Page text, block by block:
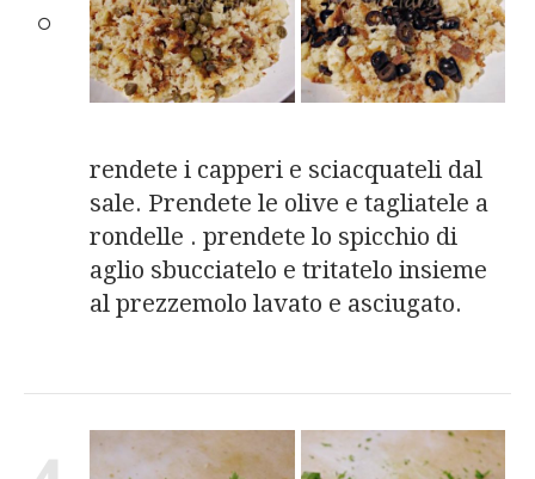
rendete i capperi e sciacquateli dal
sale. Prendete le olive e tagliatele a
rondelle . prendete lo spicchio di
aglio sbucciatelo e tritatelo insieme
al prezzemolo lavato e asciugato.